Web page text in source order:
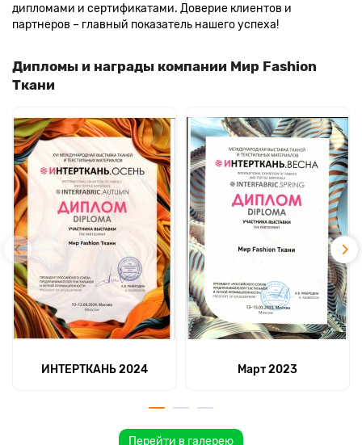
дипломами и сертификатами. Доверие клиентов и
партнеров – главный показатель нашего успеха!
Дипломы и награды компании Мир Fashion
Ткани
ИНТЕРТКАНЬ 2024 Март 2023
Перейти в галерею